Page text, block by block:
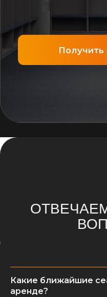
Какие ближайшие
аренде?